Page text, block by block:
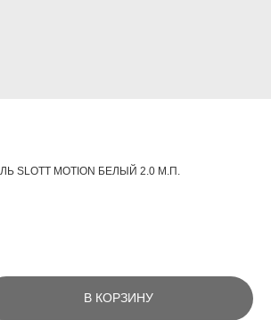
SLOTT MOTION БЕЛЫЙ 2.0 М.П.
В КОРЗИНУ